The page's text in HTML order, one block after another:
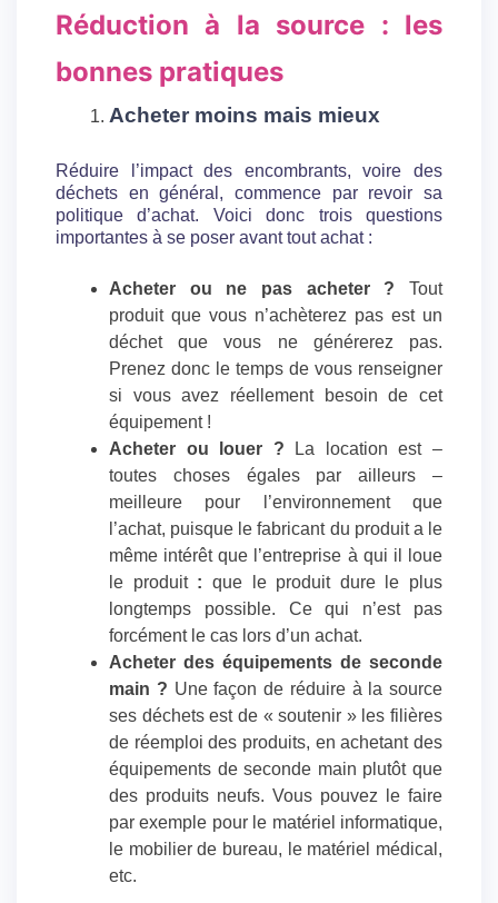
Réduction à la source : les
bonnes pratiques
Acheter moins mais mieux
Réduire l’impact des encombrants, voire des
déchets en général, commence par revoir sa
politique d’achat. Voici donc trois questions
importantes à se poser avant tout achat :
Acheter ou ne pas acheter ? Tout
produit que vous n’achèterez pas est un
déchet que vous ne générerez pas.
Prenez donc le temps de vous renseigner
si vous avez réellement besoin de cet
équipement !
Acheter ou louer ?
La location est –
toutes choses égales par ailleurs –
meilleure pour l’environnement que
l’achat, puisque le fabricant du produit a le
même intérêt que l’entreprise à qui il loue
le produit : que le produit dure le plus
longtemps possible. Ce qui n’est pas
forcément le cas lors d’un achat.
Acheter des équipements de seconde
main ? Une façon de réduire à la source
ses déchets est de « soutenir » les filières
de réemploi des produits, en achetant des
équipements de seconde main plutôt que
des produits neufs. Vous pouvez le faire
par exemple pour le matériel informatique,
le mobilier de bureau, le matériel médical,
etc.